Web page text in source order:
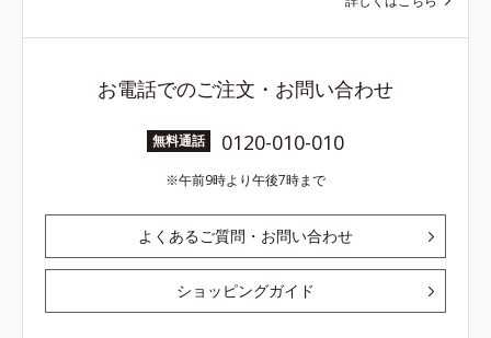
お電話でのご注文・お問い合わせ
無料通話 0120-010-010
午前9時より午後7時まで
よくあるご質問・お問い合わせ
ショッピングガイド